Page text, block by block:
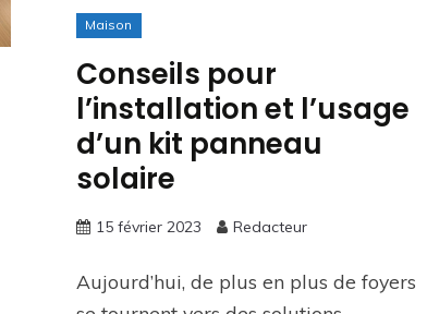
Maison
Conseils pour
l’installation et l’usage
d’un kit panneau
solaire
15 février 2023 Redacteur
Aujourd’hui, de plus en plus de foyers